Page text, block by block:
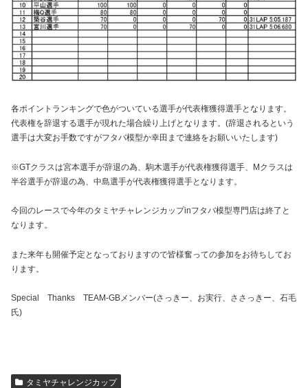
各ポイントランキングで色がついている選手が代表権獲得選手となります。
代表権を辞退する選手が現れた場合繰り上げとなります。(辞退されるという
選手は大変お手数ですがフタバ模型か幸田まで連絡をお願いいたします)
※GTクラスは宮本選手が辞退の為、駒木選手が代表権獲得選手、Mクラスは
半谷選手が辞退の為、中島選手が代表権獲得選手となります。
今回のレースで今年のタミヤチャレンジカップinフタバ模型専門店は終了と
なります。
また来年も開催予定となっておりますので皆様奮っての参加をお待ちしてお
ります。
Special Thanks TEAM-GBメンバー(さっきー、お実行、ささっきー、石毛
氏)
タミヤチャレンジカップ